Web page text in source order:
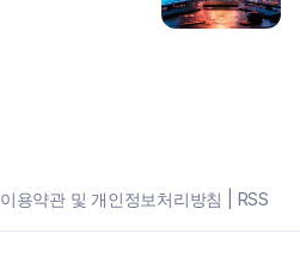
이용약관 및 개인정보처리방침 RSS